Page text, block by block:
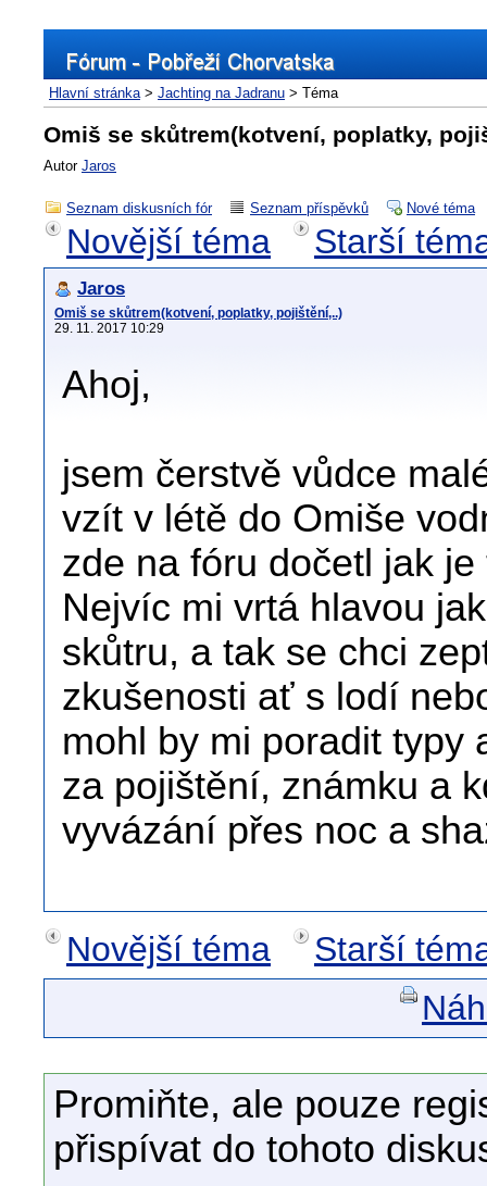
Hlavní stránka> Jachting na Jadranu > Téma
Omiš se skůtrem(kotvení, poplatky,
Autor Jaros
Seznam diskusních fór Seznam příspěvků Nové téma
Novější téma Starší
Jaros
Omiš se skůtrem(kotvení, poplatky, pojištění,..)
29. 11. 2017 10:29
Ahoj,
jsem čerstvě vůdce
vzít v létě do Omiše
zde na fóru dočetl jak
Nejvíc mi vrtá hlavou
skůtru, a tak se chci
zkušenosti ať s lodí
mohl by mi poradit typy
za pojištění, známku a
vyvázání přes noc a
Novější téma
Starší
Promiňte, ale pouze
přispívat do tohoto